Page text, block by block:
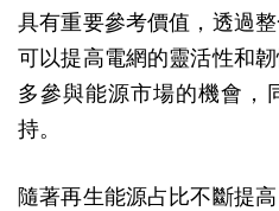
具有重要參考價值，透過
可以提高電網的靈活性和
多參與能源市場的機會，
持。
隨著再生能源占比不斷提